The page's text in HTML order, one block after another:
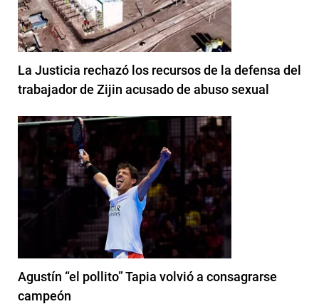
La Justicia rechazó los recursos de la defensa del
trabajador de Zijin acusado de abuso sexual
Agustín “el pollito” Tapia volvió a consagrarse
campeón